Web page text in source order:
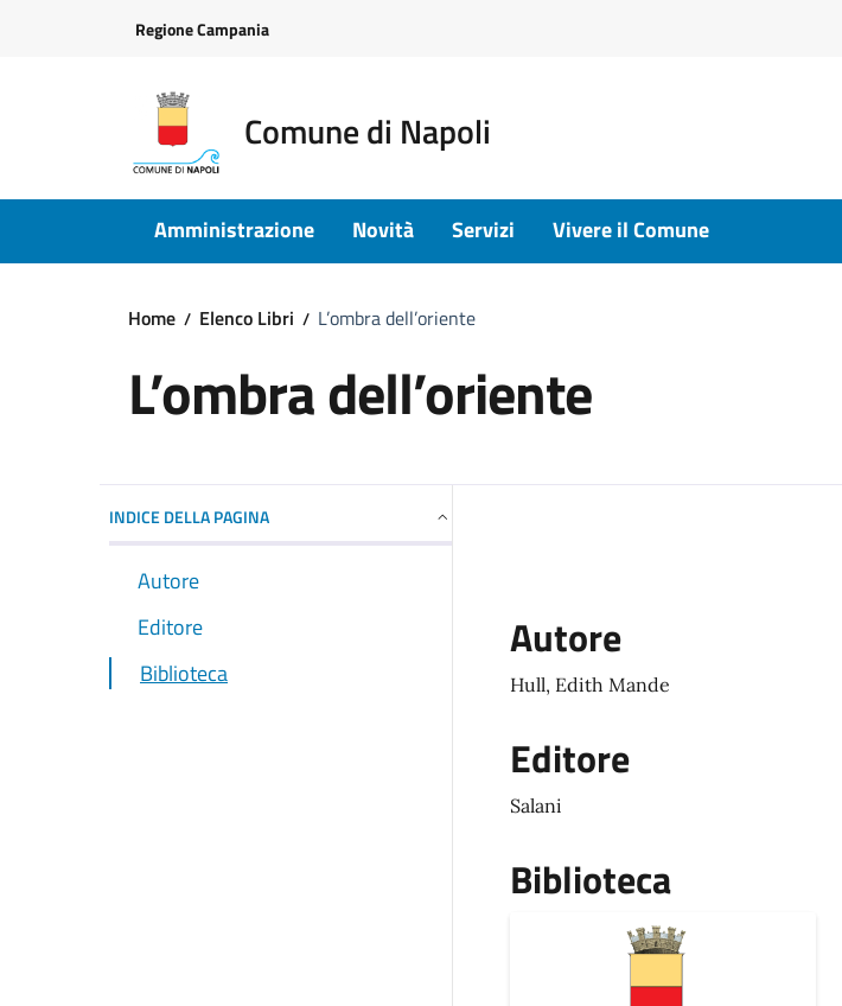
Regione Campania
Comune di Napoli
Amministrazione Novità Servizi Vivere il Comune
Home Elenco Libri L’ombra dell’oriente
L’ombra dell’oriente
INDICE DELLA PAGINA
Autore
Editore
Biblioteca
Autore
Hull, Edith Mande
Editore
Salani
Biblioteca